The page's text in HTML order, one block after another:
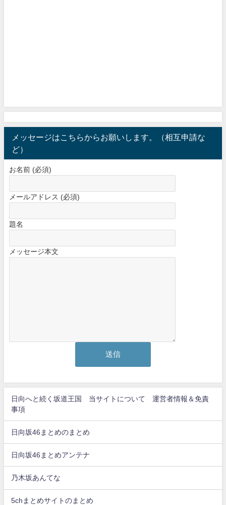
メッセージはこちらからお願いします。（相互申請な
ど）
お名前 (必須)
メールアドレス (必須)
題名
メッセージ本文
日向へと続く坂道王国 当サイトについて 運営者情報＆免責
事項
日向坂46まとめのまとめ
日向坂46まとめアンテナ
乃木坂あんてな
5chまとめサイトのまとめ